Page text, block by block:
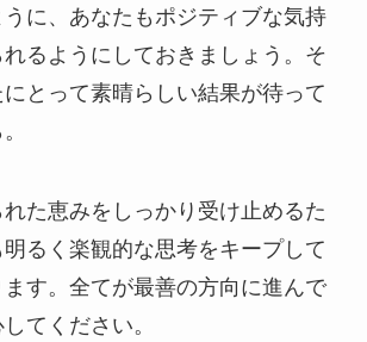
に、あなたもポジティブな気持
るようにしておきましょう。そ
とって素晴らしい結果が待って
た恵みをしっかり受け止めるた
るく楽観的な思考をキープして
す。全てが最善の方向に進んで
てください。